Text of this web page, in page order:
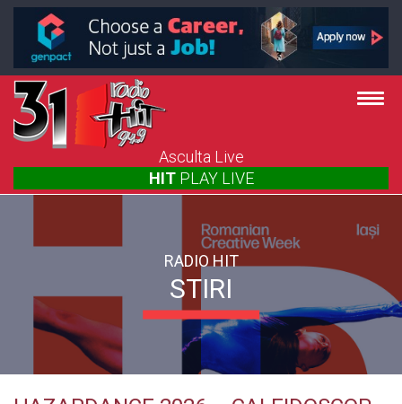
Asculta Live
HIT PLAY LIVE
RADIO HIT
STIRI